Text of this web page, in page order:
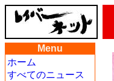
Menu
ホーム
すべてのニュース